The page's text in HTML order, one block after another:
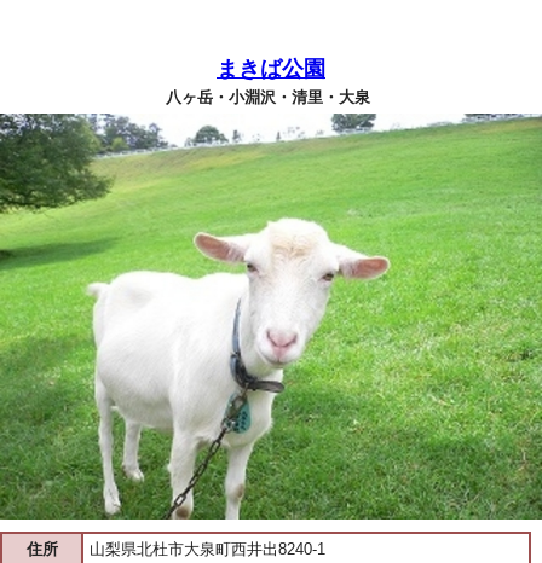
まきば公園
八ヶ岳・小淵沢・清里・大泉
住所 山梨県北杜市大泉町西井出8240-1